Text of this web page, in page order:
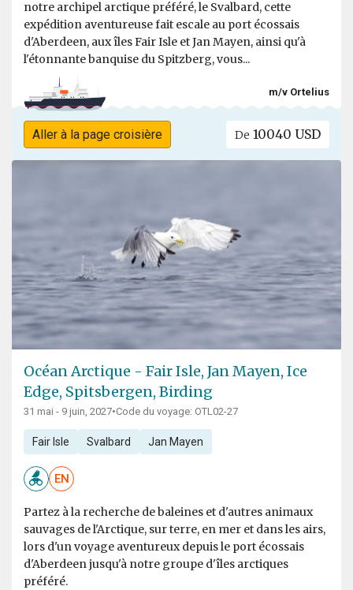
notre archipel arctique préféré, le Svalbard, cette
expédition aventureuse fait escale au port écossais
d'Aberdeen, aux îles Fair Isle et Jan Mayen, ainsi qu'à
l'étonnante banquise du Spitzberg, vous...
m/v Ortelius
Aller à la page croisière De 10040 USD
Océan Arctique - Fair Isle, Jan Mayen, Ice
Edge, Spitsbergen, Birding
31 mai - 9 juin, 2027•Code du voyage: OTL02-27
Fair Isle Svalbard Jan Mayen
EN
Partez à la recherche de baleines et d'autres animaux
sauvages de l'Arctique, sur terre, en mer et dans les airs,
lors d'un voyage aventureux depuis le port écossais
d'Aberdeen jusqu'à notre groupe d'îles arctiques
préféré.